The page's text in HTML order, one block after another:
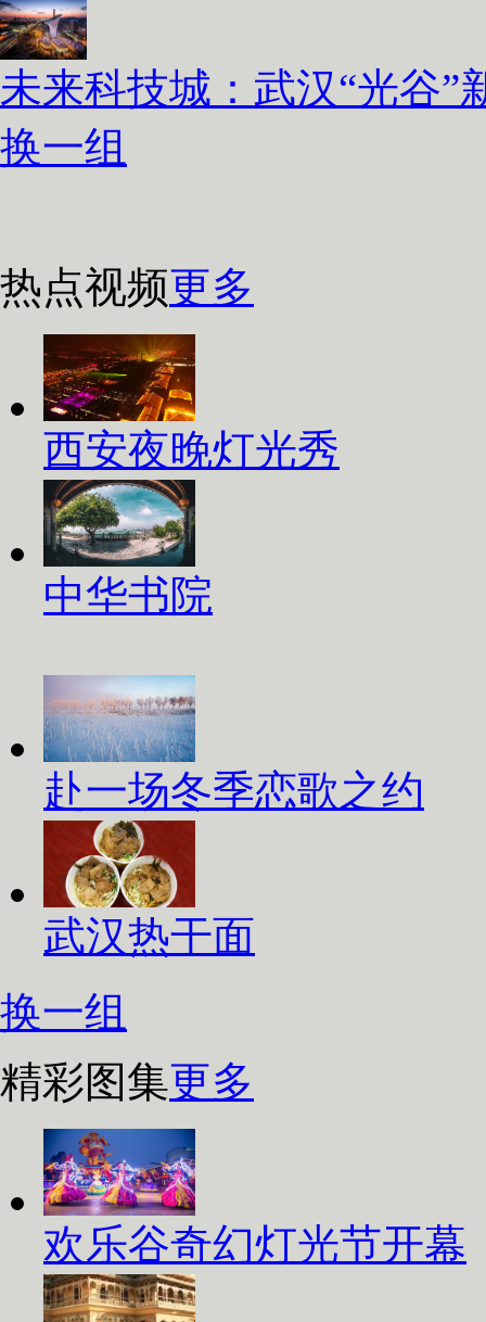
未来科技城：武汉“光谷”
换一组
热点视频更多
西安夜晚灯光秀
中华书院
赴一场冬季恋歌之约
武汉热干面
换一组
精彩图集更多
欢乐谷奇幻灯光节开幕